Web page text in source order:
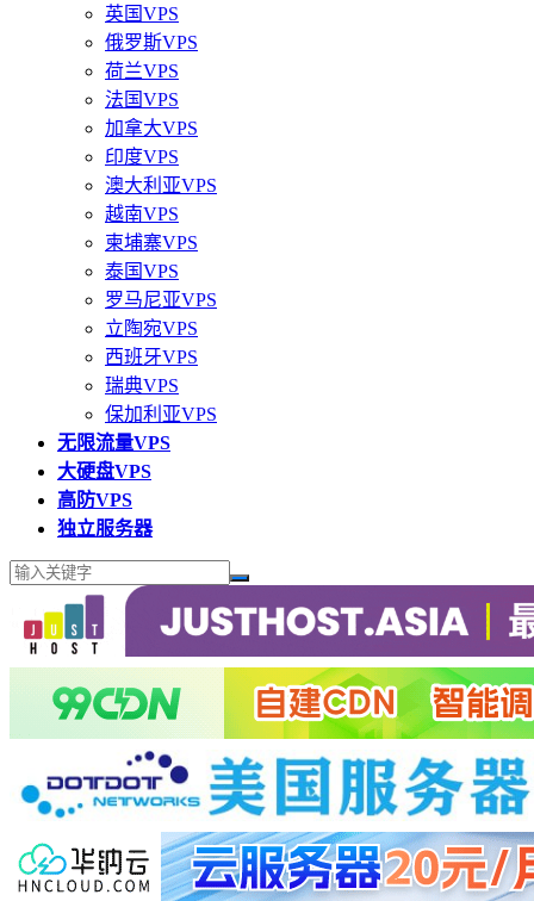
英国VPS
俄罗斯VPS
荷兰VPS
法国VPS
加拿大VPS
印度VPS
澳大利亚VPS
越南VPS
柬埔寨VPS
泰国VPS
罗马尼亚VPS
立陶宛VPS
西班牙VPS
瑞典VPS
保加利亚VPS
无限流量VPS
大硬盘VPS
高防VPS
独立服务器